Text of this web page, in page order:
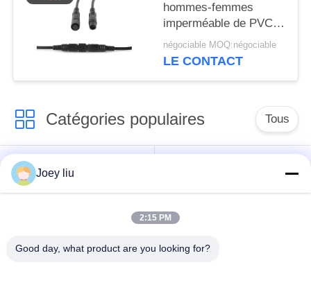
hommes-femmes
imperméable de PVC
de connecteur
circulaire de 20A M10
négociable MOQ:négociable
LE CONTACT
Catégories populaires Tous
Connecteur circulaire
imperméable
basse tension
imperméable de
Support de la lampe
Joey liu
2:15 PM
Good day, what product are you looking for?